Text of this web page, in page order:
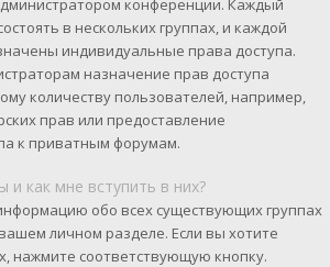
конференции. Каждый
в нескольких группах, и каждой
индивидуальные права доступа.
назначение прав доступа
количеству пользователей, например,
прав или предоставление
к приватным форумам.
и как мне вступить в них?
обо всех существующих группах
личном разделе. Если вы хотите
нажмите соответствующую кнопку.